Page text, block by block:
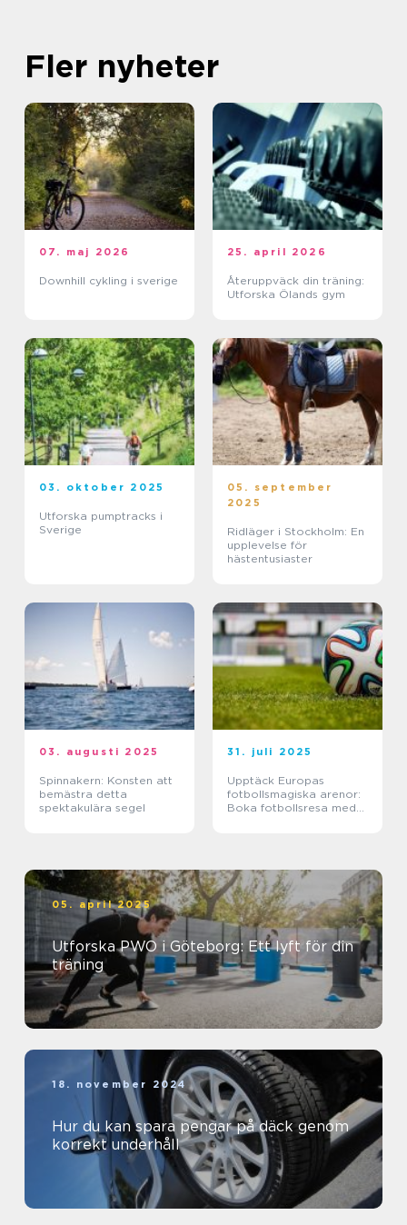
Fler nyheter
07. maj 2026
Downhill cykling i sverige
25. april 2026
Återuppväck din träning:
Utforska Ölands gym
03. oktober 2025
Utforska pumptracks i
Sverige
05. september
2025
Ridläger i Stockholm: En
upplevelse för
hästentusiaster
03. augusti 2025
Spinnakern: Konsten att
bemästra detta
spektakulära segel
31. juli 2025
Upptäck Europas
fotbollsmagiska arenor:
Boka fotbollsresa med
05. april 2025
Utforska PWO i Göteborg: Ett lyft för din
träning
18. november 2024
Hur du kan spara pengar på däck genom
korrekt underhåll